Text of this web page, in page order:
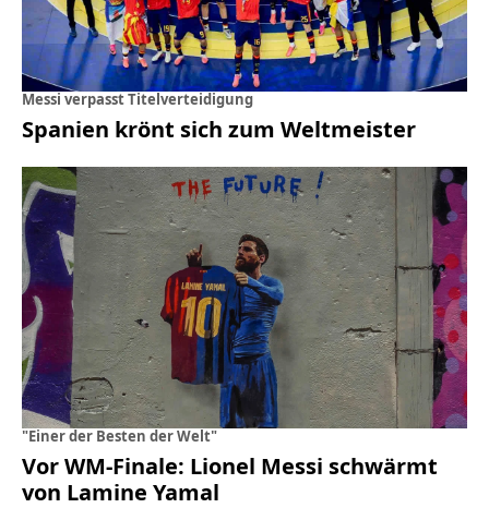
Messi verpasst Titelverteidigung
Spanien krönt sich zum Weltmeister
"Einer der Besten der Welt"
Vor WM-Finale: Lionel Messi schwärmt
von Lamine Yamal